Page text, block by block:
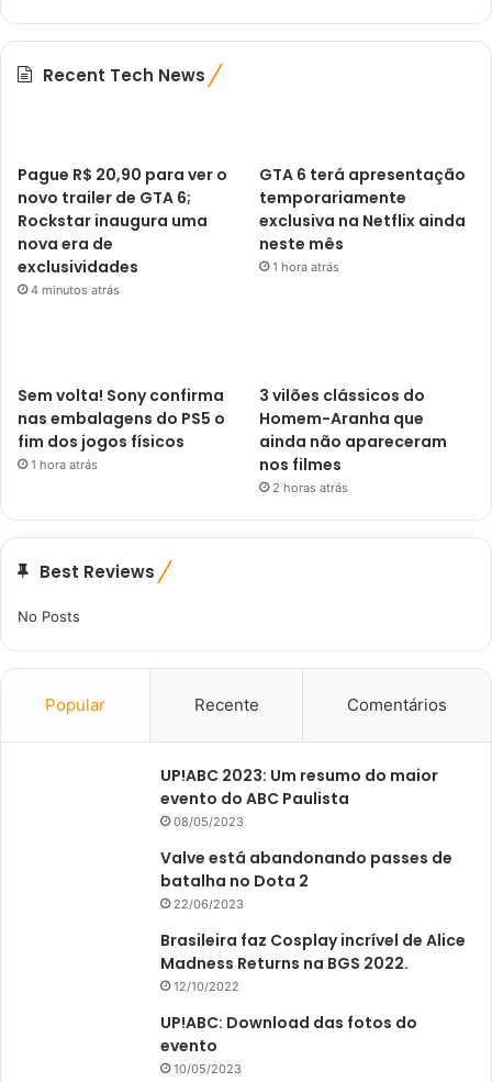
Recent Tech News
Pague R$ 20,90 para ver o
novo trailer de GTA 6;
Rockstar inaugura uma
nova era de
exclusividades
4 minutos atrás
GTA 6 terá apresentação
temporariamente
exclusiva na Netflix ainda
neste mês
1 hora atrás
Sem volta! Sony confirma
nas embalagens do PS5 o
fim dos jogos físicos
1 hora atrás
3 vilões clássicos do
Homem-Aranha que
ainda não apareceram
nos filmes
2 horas atrás
Best Reviews
No Posts
Popular Recente Comentários
UP!ABC 2023: Um resumo do maior
evento do ABC Paulista
08/05/2023
Valve está abandonando passes de
batalha no Dota 2
22/06/2023
Brasileira faz Cosplay incrível de Alice
Madness Returns na BGS 2022.
12/10/2022
UP!ABC: Download das fotos do
evento
10/05/2023